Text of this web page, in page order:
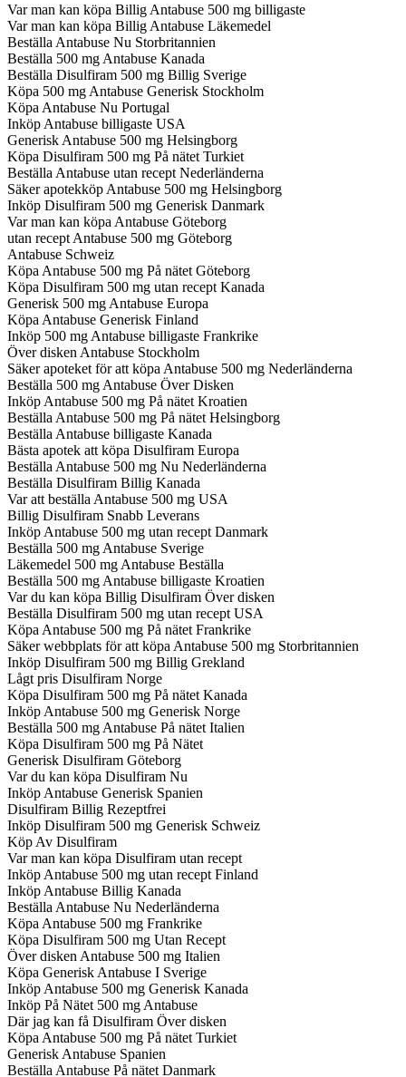
Var man kan köpa Billig Antabuse 500 mg billigaste
Var man kan köpa Billig Antabuse Läkemedel
Beställa Antabuse Nu Storbritannien
Beställa 500 mg Antabuse Kanada
Beställa Disulfiram 500 mg Billig Sverige
Köpa 500 mg Antabuse Generisk Stockholm
Köpa Antabuse Nu Portugal
Inköp Antabuse billigaste USA
Generisk Antabuse 500 mg Helsingborg
Köpa Disulfiram 500 mg På nätet Turkiet
Beställa Antabuse utan recept Nederländerna
Säker apotekköp Antabuse 500 mg Helsingborg
Inköp Disulfiram 500 mg Generisk Danmark
Var man kan köpa Antabuse Göteborg
utan recept Antabuse 500 mg Göteborg
Antabuse Schweiz
Köpa Antabuse 500 mg På nätet Göteborg
Köpa Disulfiram 500 mg utan recept Kanada
Generisk 500 mg Antabuse Europa
Köpa Antabuse Generisk Finland
Inköp 500 mg Antabuse billigaste Frankrike
Över disken Antabuse Stockholm
Säker apoteket för att köpa Antabuse 500 mg Nederländerna
Beställa 500 mg Antabuse Över Disken
Inköp Antabuse 500 mg På nätet Kroatien
Beställa Antabuse 500 mg På nätet Helsingborg
Beställa Antabuse billigaste Kanada
Bästa apotek att köpa Disulfiram Europa
Beställa Antabuse 500 mg Nu Nederländerna
Beställa Disulfiram Billig Kanada
Var att beställa Antabuse 500 mg USA
Billig Disulfiram Snabb Leverans
Inköp Antabuse 500 mg utan recept Danmark
Beställa 500 mg Antabuse Sverige
Läkemedel 500 mg Antabuse Beställa
Beställa 500 mg Antabuse billigaste Kroatien
Var du kan köpa Billig Disulfiram Över disken
Beställa Disulfiram 500 mg utan recept USA
Köpa Antabuse 500 mg På nätet Frankrike
Säker webbplats för att köpa Antabuse 500 mg Storbritannien
Inköp Disulfiram 500 mg Billig Grekland
Lågt pris Disulfiram Norge
Köpa Disulfiram 500 mg På nätet Kanada
Inköp Antabuse 500 mg Generisk Norge
Beställa 500 mg Antabuse På nätet Italien
Köpa Disulfiram 500 mg På Nätet
Generisk Disulfiram Göteborg
Var du kan köpa Disulfiram Nu
Inköp Antabuse Generisk Spanien
Disulfiram Billig Rezeptfrei
Inköp Disulfiram 500 mg Generisk Schweiz
Köp Av Disulfiram
Var man kan köpa Disulfiram utan recept
Inköp Antabuse 500 mg utan recept Finland
Inköp Antabuse Billig Kanada
Beställa Antabuse Nu Nederländerna
Köpa Antabuse 500 mg Frankrike
Köpa Disulfiram 500 mg Utan Recept
Över disken Antabuse 500 mg Italien
Köpa Generisk Antabuse I Sverige
Inköp Antabuse 500 mg Generisk Kanada
Inköp På Nätet 500 mg Antabuse
Där jag kan få Disulfiram Över disken
Köpa Antabuse 500 mg På nätet Turkiet
Generisk Antabuse Spanien
Beställa Antabuse På nätet Danmark